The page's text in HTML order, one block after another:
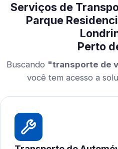
Serviços de
Parque
Perto
Buscando "transporte de
você tem acesso a